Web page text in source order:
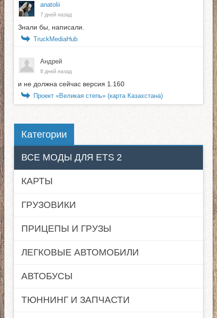
anatolii
7 дней назад
Знали бы, написали.
TruckMediaHub
Андрей
8 дней назад
и не должна сейчас версия 1.160
Проект «Великая степь» (карта Казахстана)
Категории
ВСЕ МОДЫ ДЛЯ ETS 2
КАРТЫ
ГРУЗОВИКИ
ПРИЦЕПЫ И ГРУЗЫ
ЛЕГКОВЫЕ АВТОМОБИЛИ
АВТОБУСЫ
ТЮННИНГ И ЗАПЧАСТИ